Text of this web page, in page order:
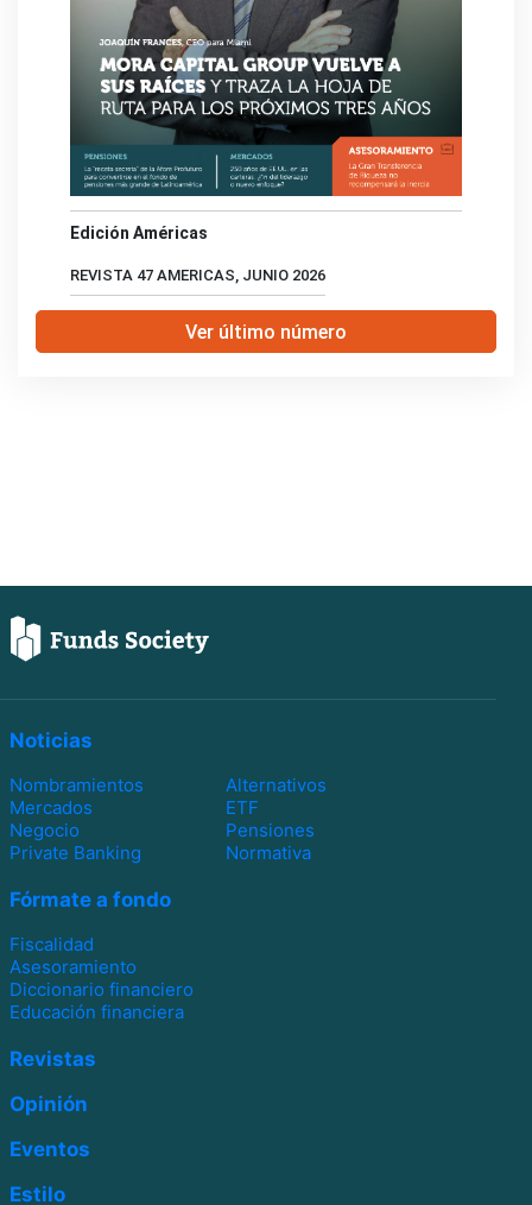
Edición Américas
REVISTA 47 AMERICAS, JUNIO 2026
Ver último número
Noticias
Nombramientos
Alternativos
Mercados
ETF
Negocio
Pensiones
Private Banking
Normativa
Fórmate a fondo
Fiscalidad
Asesoramiento
Diccionario financiero
Educación financiera
Revistas
Opinión
Eventos
Estilo